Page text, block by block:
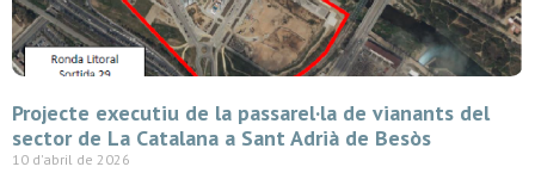
Projecte executiu de la passarel·la de vianants del
sector de La Catalana a Sant Adrià de Besòs
10 d'abril de 2026